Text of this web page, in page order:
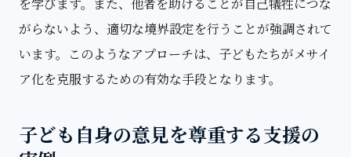
がらないよう、適切な境界設定を行うことが強調されて
います。このようなアプローチは、子どもたちがメサイ
ア化を克服するための有効な手段となります。
子ども自身の意見を尊重する支援の